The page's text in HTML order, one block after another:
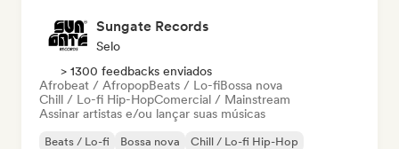
Sungate Records
Selo
> 1300 feedbacks enviados
Afrobeat / AfropopBeats / Lo-fiBossa nova
Chill / Lo-fi Hip-HopComercial / Mainstream
Assinar artistas e/ou lançar suas músicas
Beats / Lo-fi Bossa nova
Chill / Lo-fi Hip-Hop